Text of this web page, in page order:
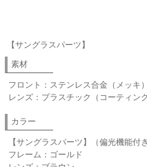
【サングラスパーツ】
素材
フロント：ステンレス合金（メッキ）
レンズ：プラスチック（コーティング
カラー
【サングラスパーツ】（偏光機能付き
フレーム：ゴールド